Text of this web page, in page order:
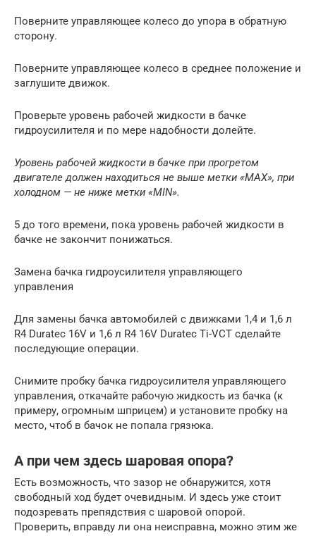
Поверните управляющее колесо до упора в обратную
сторону.
Поверните управляющее колесо в среднее положение и
заглушите движок.
Проверьте уровень рабочей жидкости в бачке
гидроусилителя и по мере надобности долейте.
Уровень рабочей жидкости в бачке при прогретом
двигателе должен находиться не выше метки «МАХ», при
холодном — не ниже метки «MIN».
5 до того времени, пока уровень рабочей жидкости в
бачке не закончит понижаться.
Замена бачка гидроусилителя управляющего
управления
Для замены бачка автомобилей с движками 1,4 и 1,6 л
R4 Duratec 16V и 1,6 л R4 16V Duratec Ti-VCT сделайте
последующие операции.
Снимите пробку бачка гидроусилителя управляющего
управления, откачайте рабочую жидкость из бачка (к
примеру, огромным шприцем) и установите пробку на
место, чтоб в бачок не попала грязюка.
А при чем здесь шаровая опора?
Есть возможность, что зазор не обнаружится, хотя
свободный ход будет очевидным. И здесь уже стоит
подозревать препядствия с шаровой опорой.
Проверить, вправду ли она неисправна, можно этим же